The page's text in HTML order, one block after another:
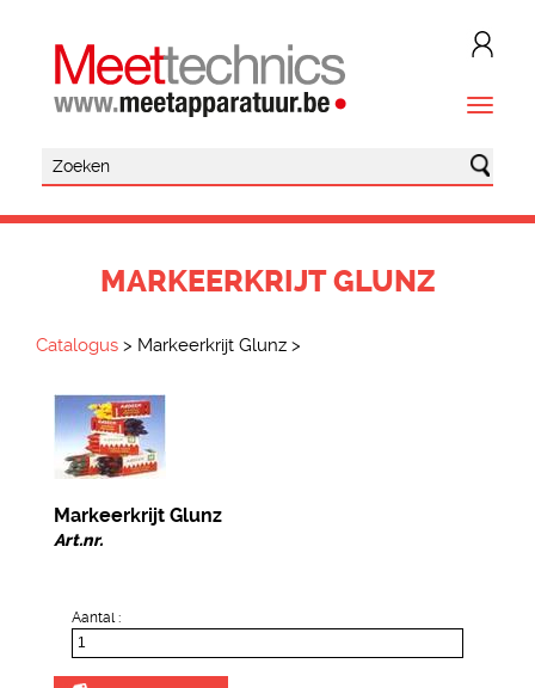
MARKEERKRIJT GLUNZ
Catalogus > Markeerkrijt Glunz >
Markeerkrijt Glunz
Art.nr.
Aantal :